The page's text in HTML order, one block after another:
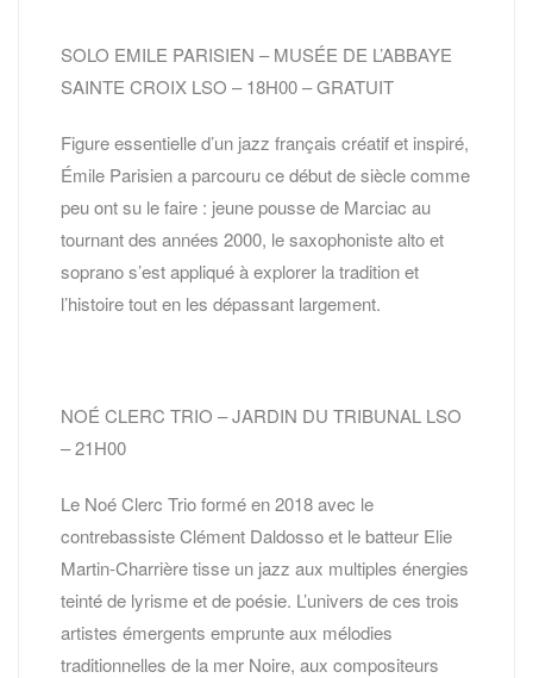
SOLO EMILE PARISIEN – MUSÉE DE L’ABBAYE
SAINTE CROIX LSO – 18H00 – GRATUIT
Figure essentielle d’un jazz français créatif et inspiré,
Émile Parisien a parcouru ce début de siècle comme
peu ont su le faire : jeune pousse de Marciac au
tournant des années 2000, le saxophoniste alto et
soprano s’est appliqué à explorer la tradition et
l’histoire tout en les dépassant largement.
NOÉ CLERC TRIO – JARDIN DU TRIBUNAL LSO
– 21H00
Le Noé Clerc Trio formé en 2018 avec le
contrebassiste Clément Daldosso et le batteur Elie
Martin-Charrière tisse un jazz aux multiples énergies
teinté de lyrisme et de poésie. L’univers de ces trois
artistes émergents emprunte aux mélodies
traditionnelles de la mer Noire, aux compositeurs